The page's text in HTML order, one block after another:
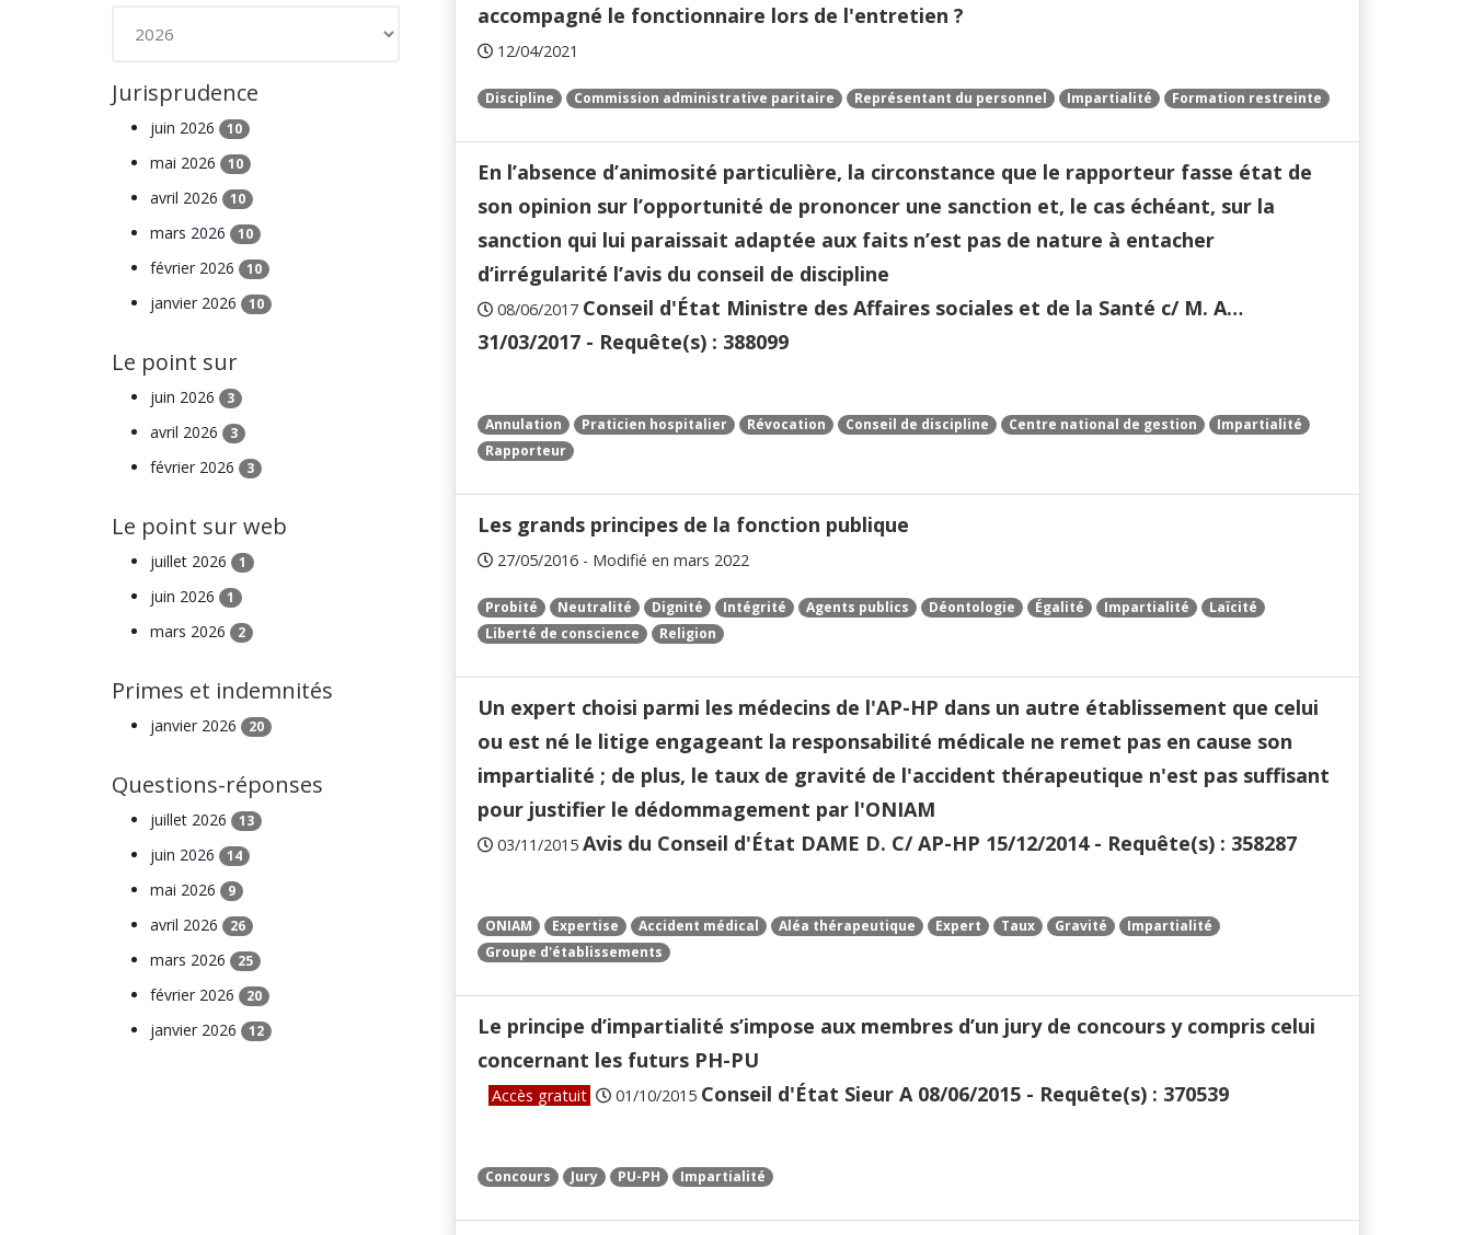
accompagné le fonctionnaire lors de l'entretien ?
12/04/2021
Discipline Commission administrative paritaire Représentant du personnel Impartialité Formation restreinte
En l’absence d’animosité particulière, la circonstance que le rapporteur fasse état de
son opinion sur l’opportunité de prononcer une sanction et, le cas échéant, sur la
sanction qui lui paraissait adaptée aux faits n’est pas de nature à entacher
d’irrégularité l’avis du conseil de discipline
08/06/2017 Conseil d'État Ministre des Affaires sociales et de la Santé c/ M. A…
31/03/2017 - Requête(s) : 388099
Annulation Praticien hospitalier Révocation Conseil de discipline Centre national de gestion
Impartialité
Rapporteur
Les grands principes de la fonction publique
27/05/2016 - Modifié en mars 2022
Probité Neutralité Dignité Intégrité Agents publics Déontologie Égalité Impartialité
Laïcité
Liberté de conscience
Religion
Un expert choisi parmi les médecins de l'AP-HP dans un autre établissement que celui
ou est né le litige engageant la responsabilité médicale ne remet pas en cause son
impartialité ; de plus, le taux de gravité de l'accident thérapeutique n'est pas suffisant
pour justifier le dédommagement par l'ONIAM
03/11/2015 Avis du Conseil d'État DAME D. C/ AP-HP 15/12/2014 - Requête(s) : 358287
ONIAM Expertise Accident médical Aléa thérapeutique Expert Taux Gravité
Impartialité
Groupe d'établissements
Le principe d’impartialité s’impose aux membres d’un jury de concours y compris celui
concernant les futurs PH-PU
Accès gratuit 01/10/2015 Conseil d'État Sieur A 08/06/2015 - Requête(s) : 370539
Concours Jury PU-PH Impartialité
Jurisprudence
juin 2026 10
mai 2026 10
avril 2026 10
mars 2026 10
février 2026 10
janvier 2026 10
Le point sur
juin 2026 3
avril 2026 3
février 2026 3
Le point sur web
juillet 2026 1
juin 2026 1
mars 2026 2
Primes et indemnités
janvier 2026 20
Questions-réponses
juillet 2026 13
juin 2026 14
mai 2026 9
avril 2026 26
mars 2026 25
février 2026 20
janvier 2026 12